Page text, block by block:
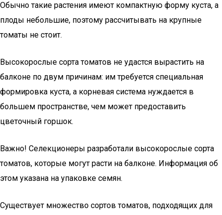
Обычно такие растения имеют компактную форму куста, а
плоды небольшие, поэтому рассчитывать на крупные
томаты не стоит.
Высокорослые сорта томатов не удастся вырастить на
балконе по двум причинам: им требуется специальная
формировка куста, а корневая система нуждается в
большем пространстве, чем может предоставить
цветочный горшок.
Важно! Селекционеры разработали высокорослые сорта
томатов, которые могут расти на балконе. Информация об
этом указана на упаковке семян.
Существует множество сортов томатов, подходящих для